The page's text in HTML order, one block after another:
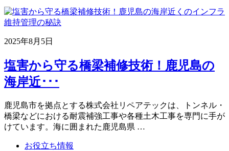
2025年8月5日
塩害から守る橋梁補修技術！鹿児島の
海岸近･･･
鹿児島市を拠点とする株式会社リペアテックは、トンネル・
橋梁などにおける耐震補強工事や各種土木工事を専門に手が
けています。海に囲まれた鹿児島県 …
お役立ち情報